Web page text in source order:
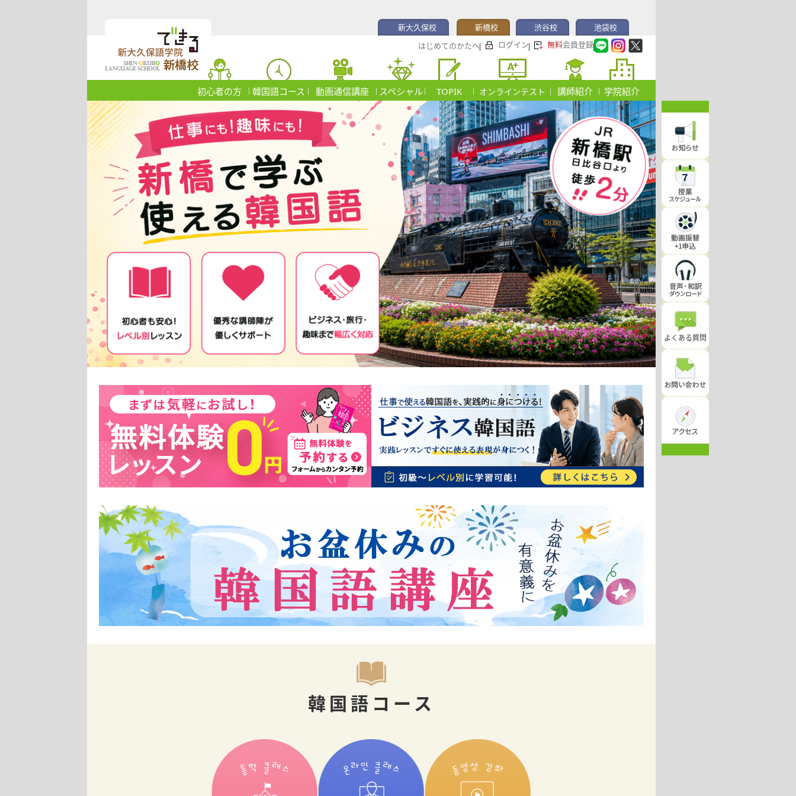
新大久保校 新橋校 渋谷校
池袋校
はじめてのかたへ
ログイン 無料会員登録
初心者の方 韓国語コース 動画通信講座 スペシャル TOPIK オンラインテスト 講師紹介 学院紹介
韓国語コース
よくある質問